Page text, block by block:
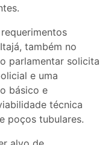
também no
parlamentar solicita
e uma
básico e
técnica
poços tubulares.